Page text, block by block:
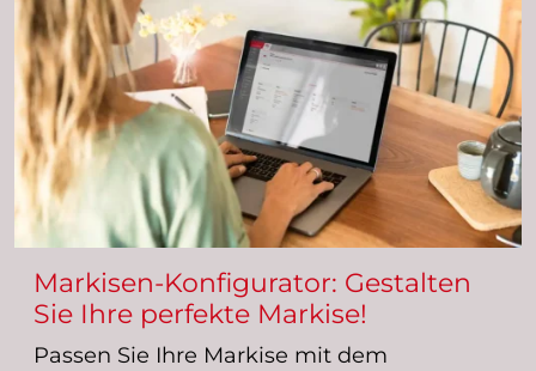
Markisen-Konfigurator: Gestalten
Sie Ihre perfekte Markise!
Passen Sie Ihre Markise mit dem